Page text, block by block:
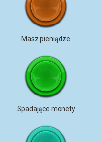
Masz pieniądze
Spadające monety